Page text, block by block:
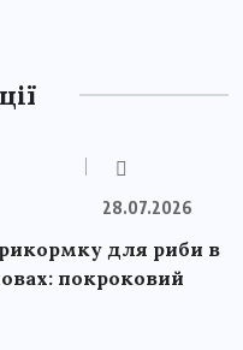
28.07.2026
для риби в
покроковий